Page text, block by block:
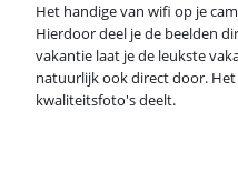
Het handige van wifi op je
Hierdoor deel je de beelden
vakantie laat je de leukste
natuurlijk ook direct door.
kwaliteitsfoto's deelt.